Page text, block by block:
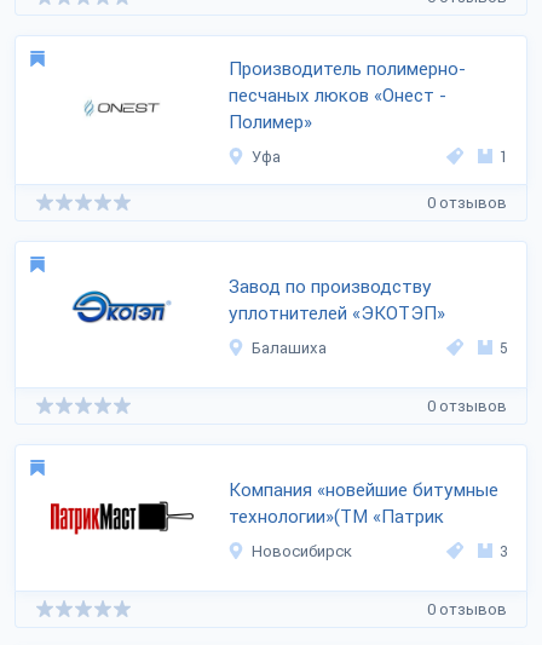
Производитель полимерно-
песчаных люков «Онест -
Полимер»
Уфа 1
0 отзывов
Завод по производству
уплотнителей «ЭКОТЭП»
Балашиха 5
0 отзывов
Компания «новейшие битумные
технологии»(ТМ «Патрик
Новосибирск 3
0 отзывов